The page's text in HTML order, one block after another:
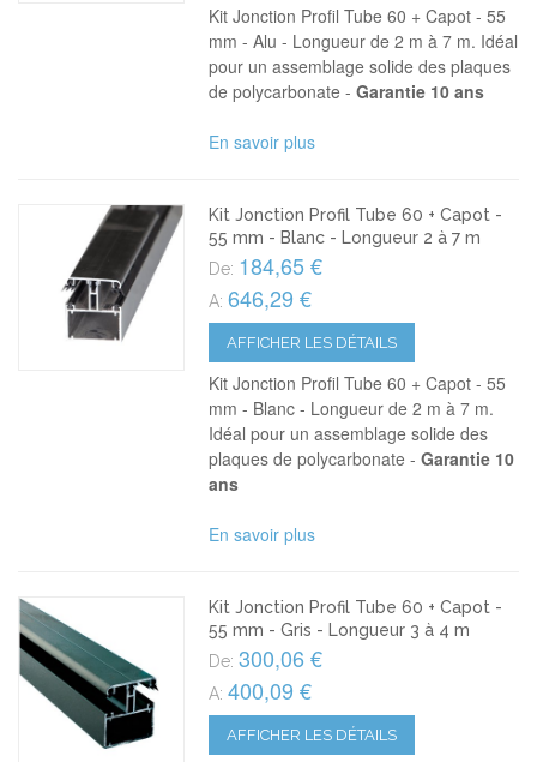
Kit Jonction Profil Tube 60 + Capot - 55
mm - Alu - Longueur de 2 m à 7 m. Idéal
pour un assemblage solide des plaques
de polycarbonate -Garantie 10 ans
En savoir plus
Kit Jonction Profil Tube 60 + Capot -
55 mm - Blanc - Longueur 2 à 7 m
De: 184,65 €
A: 646,29 €
AFFICHER LES DÉTAILS
Kit Jonction Profil Tube 60 + Capot - 55
mm - Blanc - Longueur de 2 m à 7 m.
Idéal pour un assemblage solide des
plaques de polycarbonate -Garantie 10
ans
En savoir plus
Kit Jonction Profil Tube 60 + Capot -
55 mm - Gris - Longueur 3 à 4 m
De: 300,06 €
A: 400,09 €
AFFICHER LES DÉTAILS